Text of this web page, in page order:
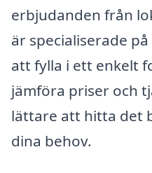
erbjudanden från
är specialiserade
att fylla i ett enkelt
jämföra priser och
lättare att hitta det
dina behov.